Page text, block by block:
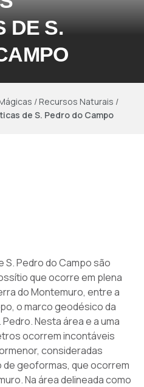
DE S.
/Recursos Naturais /
de S. Pedro do Campo
Pedro do Campo são
que ocorre em plena
do Montemuro, entre a
o marco geodésico da
Nesta área e a uma
ocorrem incontáveis
consideradas
geoformas, que ocorrem
Na área delineada como